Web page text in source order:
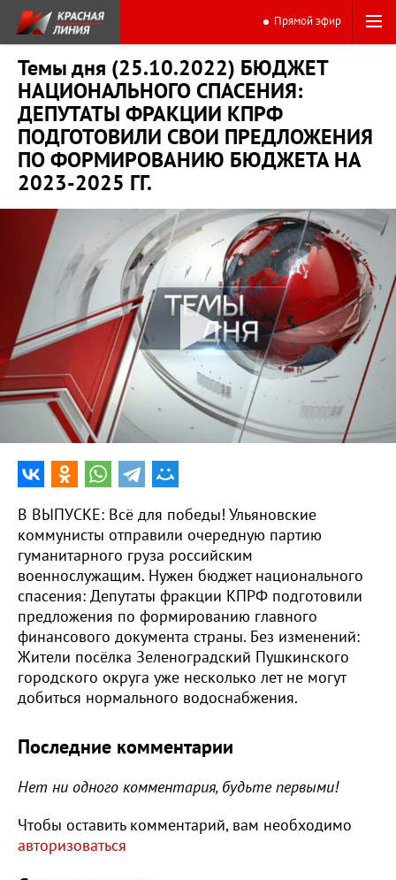
Прямой эфир
Темы дня (25.10.2022) БЮДЖЕТ
НАЦИОНАЛЬНОГО СПАСЕНИЯ:
ДЕПУТАТЫ ФРАКЦИИ КПРФ
ПОДГОТОВИЛИ СВОИ ПРЕДЛОЖЕНИЯ
ПО ФОРМИРОВАНИЮ БЮДЖЕТА НА
2023-2025 ГГ.
0:00
В ВЫПУСКЕ: Всё для победы! Ульяновские
коммунисты отправили очередную партию
гуманитарного груза российским
военнослужащим. Нужен бюджет национального
спасения: Депутаты фракции КПРФ подготовили
предложения по формированию главного
финансового документа страны. Без изменений:
Жители посёлка Зеленоградский Пушкинского
городского округа уже несколько лет не могут
добиться нормального водоснабжения.
Последние комментарии
Нет ни одного комментария, будьте первыми!
Чтобы оставить комментарий, вам необходимо
авторизоваться